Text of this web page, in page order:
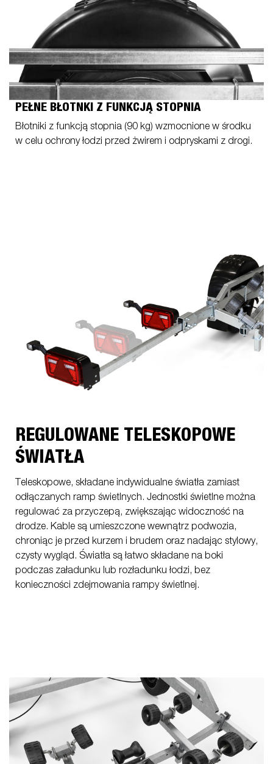
PEŁNE BŁOTNKI Z FUNKCJĄ STOPNIA
Błotniki z funkcją stopnia (90 kg) wzmocnione w środku
w celu ochrony łodzi przed żwirem i odpryskami z drogi.
REGULOWANE TELESKOPOWE
ŚWIATŁA
Teleskopowe, składane indywidualne światła zamiast
odłączanych ramp świetlnych. Jednostki świetlne można
regulować za przyczepą, zwiększając widoczność na
drodze. Kable są umieszczone wewnątrz podwozia,
chroniąc je przed kurzem i brudem oraz nadając stylowy,
czysty wygląd. Światła są łatwo składane na boki
podczas załadunku lub rozładunku łodzi, bez
konieczności zdejmowania rampy świetlnej.